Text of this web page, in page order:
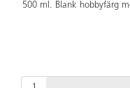
500 ml. Blank hobbyfärg